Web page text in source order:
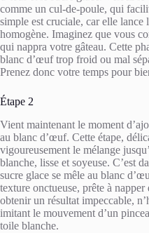
comme un cul-de-poule, qui
simple est cruciale, car elle lance
homogène. Imaginez que vous
qui nappra votre gâteau. Cette
blanc d’œuf trop froid ou mal
Prenez donc votre temps pour
Étape 2
Vient maintenant le moment
au blanc d’œuf. Cette étape,
vigoureusement le mélange
blanche, lisse et soyeuse. C’est
sucre glace se mêle au blanc
texture onctueuse, prête à
obtenir un résultat impeccable,
imitant le mouvement d’un
toile blanche.